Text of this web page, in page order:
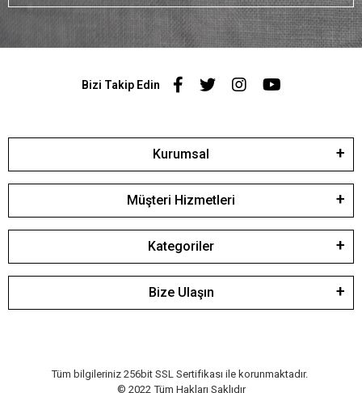
Bizi Takip Edin
Kurumsal
Müşteri Hizmetleri
Kategoriler
Bize Ulaşın
Tüm bilgileriniz 256bit SSL Sertifikası ile korunmaktadır.
© 2022 Tüm Hakları Saklıdır